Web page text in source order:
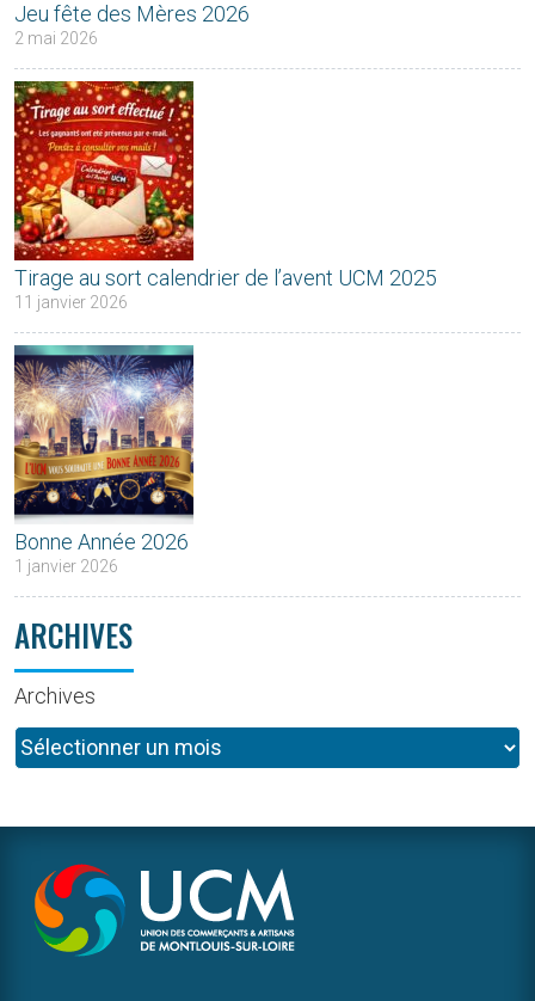
Jeu fête des Mères 2026
2 mai 2026
Tirage au sort calendrier de l’avent UCM 2025
11 janvier 2026
Bonne Année 2026
1 janvier 2026
ARCHIVES
Archives